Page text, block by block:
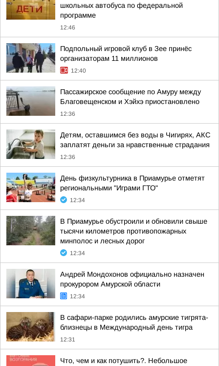
школьных автобуса по федеральной
программе
12:46
Подпольный игровой клуб в Зее принёс
организаторам 11 миллионов
12:40
Пассажирское сообщение по Амуру между
Благовещенском и Хэйхэ приостановлено
12:36
Детям, оставшимся без воды в Чигирях, АКС
заплатят деньги за нравственные страдания
12:36
День физкультурника в Приамурье отметят
региональными "Играми ГТО"
12:34
В Приамурье обустроили и обновили свыше
тысячи километров противопожарных
минполос и лесных дорог
12:34
Андрей Мондохонов официально назначен
прокурором Амурской области
12:34
В сафари-парке родились амурские тигрята-
близнецы в Международный день тигра
12:31
Что, чем и как потушить?. Небольшое